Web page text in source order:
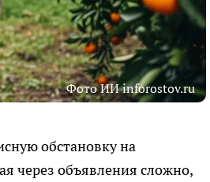
Фото ИИ inforostov.ru
обстановку на
через объявления сложно,